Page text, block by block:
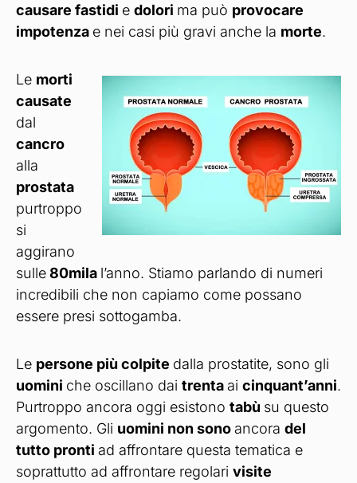
causare fastidi e dolori ma può provocare
impotenza e nei casi più gravi anche la morte.
Le morti
causate
dal
cancro
alla
prostata
purtroppo
si
aggirano
sulle80mila l’anno. Stiamo parlando di numeri
incredibili che non capiamo come possano
essere presi sottogamba.
Le persone più colpite dalla prostatite, sono gli
uomini che oscillano dai trentaai cinquant’anni.
Purtroppo ancora oggi esistono tabù su questo
argomento. Gli uomini non sonoancora del
tutto pronti ad affrontare questa tematica e
soprattutto ad affrontare regolari visite